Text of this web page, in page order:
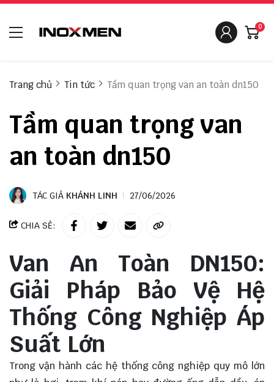
0
Trang chủ Tin tức Tầm quan trọng van an toàn dn150
Tầm quan trọng van
an toàn dn150
TÁC GIẢ KHÁNH LINH 27/06/2026
CHIA SẺ:
Van An Toàn DN150:
Giải Pháp Bảo Vệ Hệ
Thống Công Nghiệp Áp
Suất Lớn
Trong vận hành các hệ thống công nghiệp quy mô lớn